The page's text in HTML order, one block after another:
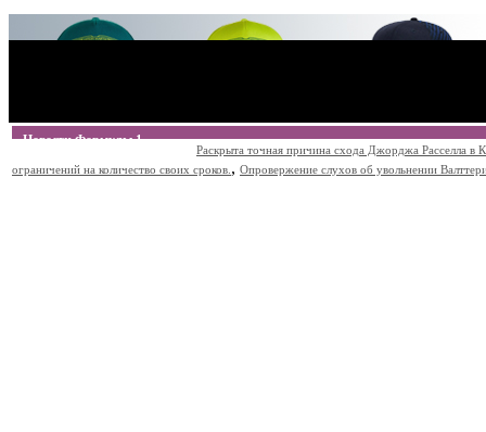
Новости Формулы 1
Раскрыта точная причина схода Джорджа Расселла в
ограничений на количество своих сроков. , Опровержение слухов об увольнении